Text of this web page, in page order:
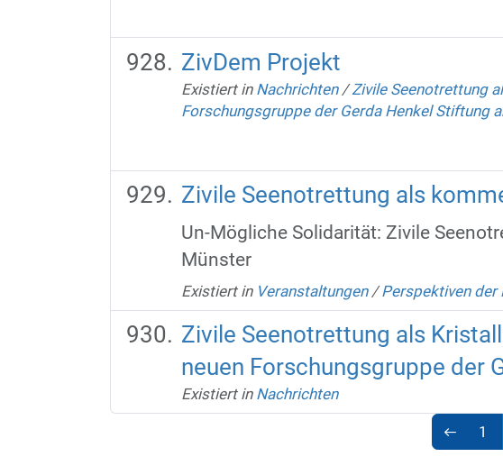
ZivDem Projekt
Existiert in Nachrichten /Zivile Seenotrettung
Forschungsgruppe der Gerda Henkel Stiftung
Zivile Seenotrettung als
Un-Mögliche Solidarität: Zivile
Münster
Existiert in Veranstaltungen /Perspektiven der
Zivile Seenotrettung als
neuen Forschungsgruppe der
Existiert in Nachrichten
1